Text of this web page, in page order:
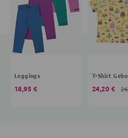
Leggings
18,95 €
T-Shirt
24,20 €